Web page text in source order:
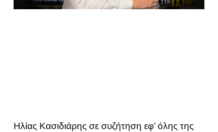
Ηλίας Κασιδιάρης σε συζήτηση εφ’ όλης της